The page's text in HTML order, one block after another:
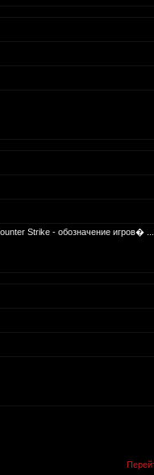
Strike - обозначение игров� ...